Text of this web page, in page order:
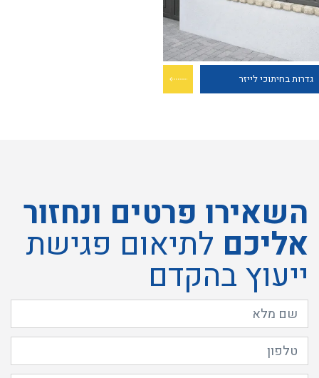
גדרות בחיתוכי לייזר
השאירו פרטים ונחזור
אליכם לתיאום פגישת
ייעוץ בהקדם